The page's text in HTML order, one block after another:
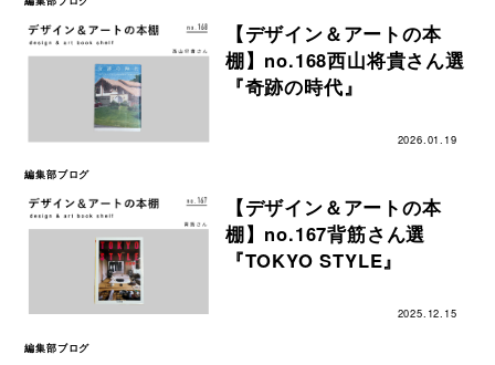
【デザイン＆アートの本
棚】no.168西山将貴さん選
『奇跡の時代』
2026.01.19
編集部ブログ
【デザイン＆アートの本
棚】no.167背筋さん選
『TOKYO STYLE』
2025.12.15
編集部ブログ